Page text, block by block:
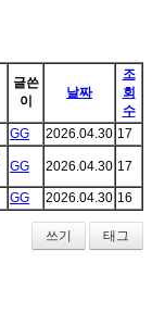
글쓴
이
날짜
조
회
수
GG 2026.04.30 17
GG 2026.04.30 17
GG 2026.04.30 16
쓰기 태그